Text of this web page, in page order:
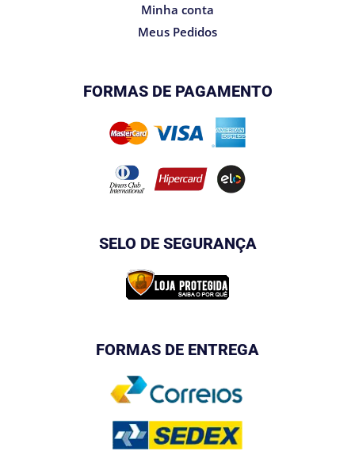
Minha conta
Meus Pedidos
FORMAS DE PAGAMENTO
SELO DE SEGURANÇA
FORMAS DE ENTREGA